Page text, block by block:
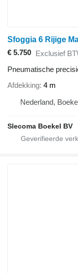
Sfoggia 6 Rijige
€ 5.750 Exclusief
Pneumatische
Afdekking 4 m
Nederland,
Slecoma Boekel BV